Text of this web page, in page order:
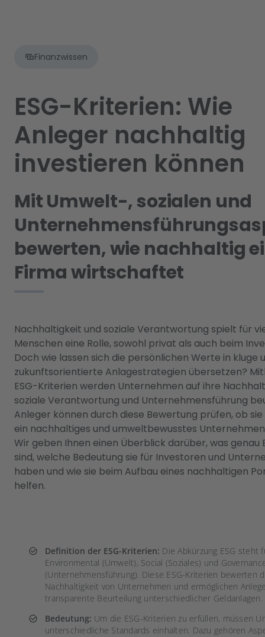
Finanzwissen
ESG-Kriterien: Wie
Anleger nachhaltig
investieren können
Mit Umwelt-, sozialen und
bewerten, wie nachhaltig
Firma wirtschaftet
Nachhaltigkeit und soziale Verantwortung spielt für
Menschen eine Rolle, sowohl privat als auch beim
Doch wie lassen sich die persönlichen Werte in kluge
zukunftsorientierte Anlagestrategien übersetzen?
ESG-Kriterien werden Unternehmen auf ihre
soziale Verantwortung und Unternehmensführung
Anleger können durch diese Bewertung prüfen, ob sie
ein nachhaltiges und umweltbewusstes
Wir geben Ihnen einen Überblick darüber, was genau
sind, welche Bedeutung sie für Investoren und
haben und wie sie beim Aufbau eines nachhaltigen
helfen.
Definition der ESG-Kriterien: Die Abkürzung ESG steht
Environmental (Umwelt), Social (Soziales) und
(Unternehmensführung). Diese ESG-Kriterien bewerten
Nachhaltigkeit von Unternehmen und ermöglichen
transparente Beurteilung unterschiedlicher Geldanlagen.
Bedeutung: Um die ESG-Kriterien zu erfüllen, müssen
unterschiedliche Standards einhalten. Dazu gehören